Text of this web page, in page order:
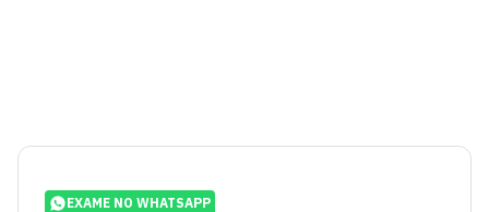
EXAME NO WHATSAPP